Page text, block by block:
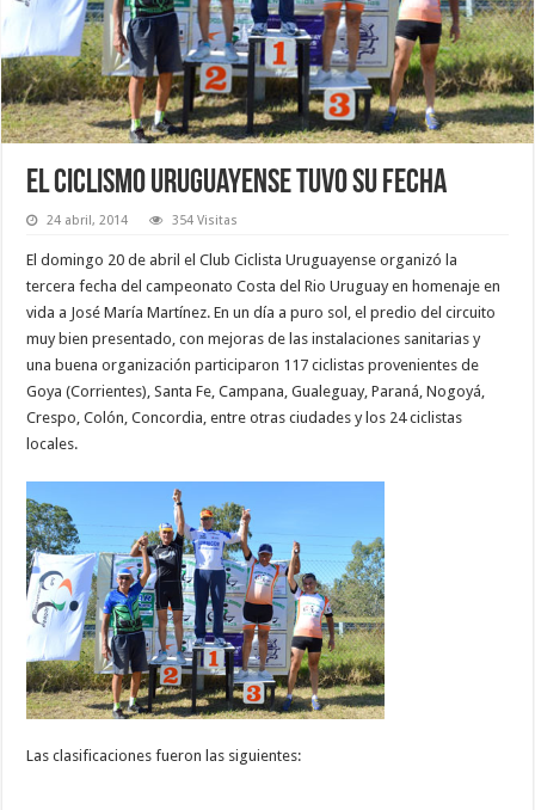
El ciclismo uruguayense tuvo su fecha
24 abril, 2014 354 Visitas
El domingo 20 de abril el Club Ciclista Uruguayense organizó la
tercera fecha del campeonato Costa del Rio Uruguay en homenaje en
vida a José María Martínez. En un día a puro sol, el predio del circuito
muy bien presentado, con mejoras de las instalaciones sanitarias y
una buena organización participaron 117 ciclistas provenientes de
Goya (Corrientes), Santa Fe, Campana, Gualeguay, Paraná, Nogoyá,
Crespo, Colón, Concordia, entre otras ciudades y los 24 ciclistas
locales.
Las clasificaciones fueron las siguientes: